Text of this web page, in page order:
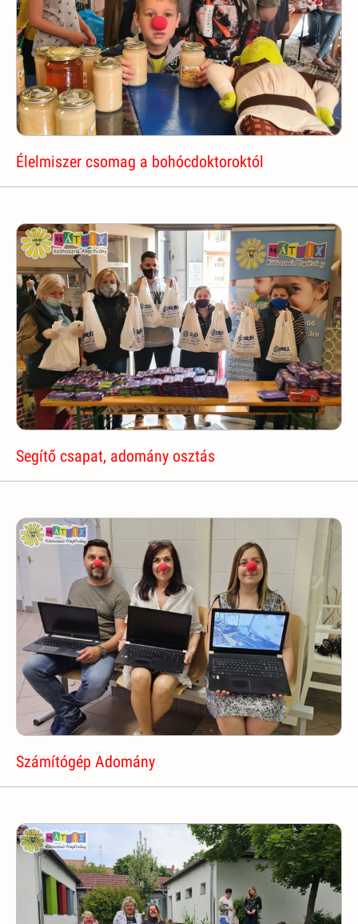
Élelmiszer csomag a bohócdoktoroktól
Segítő csapat, adomány osztás
Számítógép Adomány